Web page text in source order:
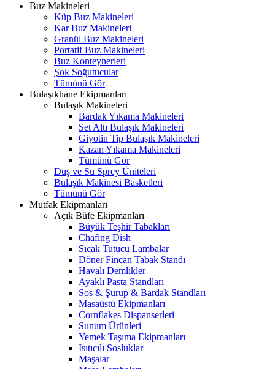
Buz Makineleri
Küp Buz Makineleri
Kar Buz Makineleri
Granül Buz Makineleri
Portatif Buz Makineleri
Buz Konteynerleri
Şok Soğutucular
Tümünü Gör
Bulaşıkhane Ekipmanları
Bulaşık Makineleri
Bardak Yıkama Makineleri
Set Altı Bulaşık Makineleri
Giyotin Tip Bulaşık Makineleri
Kazan Yıkama Makineleri
Tümünü Gör
Duş ve Su Sprey Üniteleri
Bulaşık Makinesi Basketleri
Tümünü Gör
Mutfak Ekipmanları
Açık Büfe Ekipmanları
Büyük Teşhir Tabakları
Chafing Dish
Sıcak Tutucu Lambalar
Döner Fincan Tabak Standı
Havalı Demlikler
Ayaklı Pasta Standları
Sos & Şurup & Bardak Standları
Masaüstü Ekipmanları
Cornflakes Dispanserleri
Sunum Ürünleri
Yemek Taşıma Ekipmanları
Isıtıcılı Sosluklar
Maşalar